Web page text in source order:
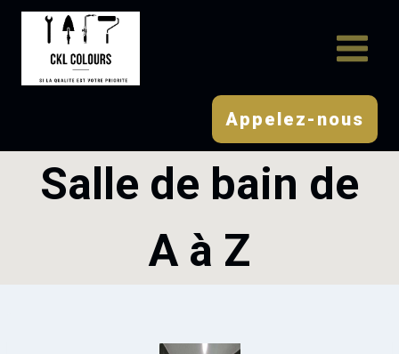
Appelez-nous
Salle de bain de
A à Z